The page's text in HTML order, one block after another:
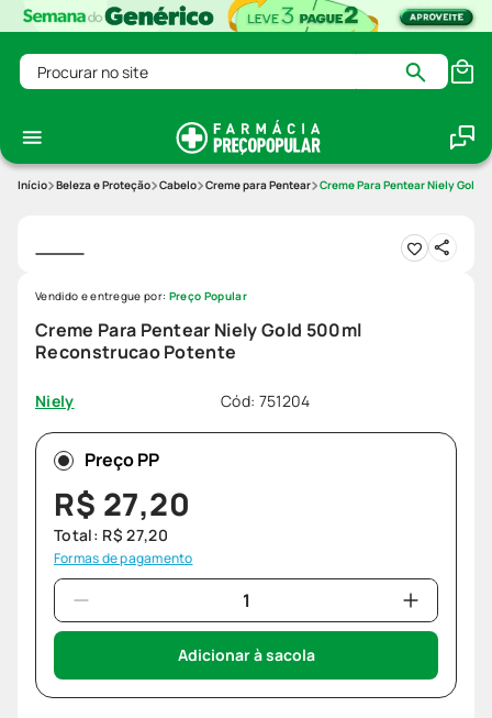
Procurar no site
Beleza e Proteção Cabelo Creme para Pentear Creme Para Pentear Niely Gold
Creme Para Pentear Niely Gold 500ml
Reconstrucao Potente
Niely Cód: 751204
Vendido e entregue por: Preço Popular
Preço PP
R$ 27,20
Total: R$ 27,20
Formas de pagamento
Adicionar à sacola